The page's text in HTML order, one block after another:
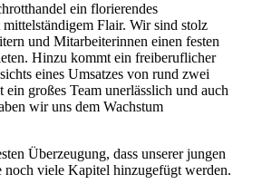
ein florierendes
Flair. Wir sind stolz
und Mitarbeiterinnen einen festen
Hinzu kommt ein freiberuflicher
eines Umsatzes von rund zwei
großes Team unerlässlich und auch
wir uns dem Wachstum
Überzeugung, dass unserer jungen
noch viele Kapitel hinzugefügt werden.